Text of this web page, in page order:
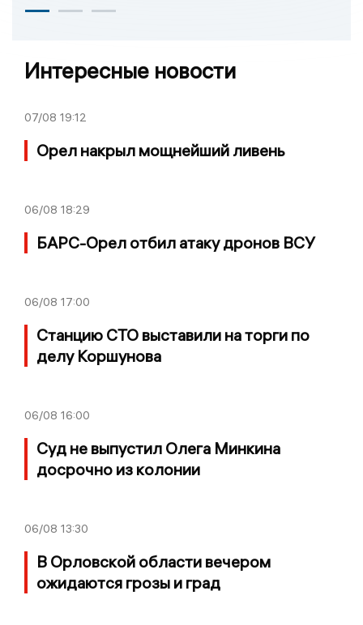
Интересные новости
07/08 19:12
Орел накрыл мощнейший ливень
06/08 18:29
БАРС-Орел отбил атаку дронов ВСУ
06/08 17:00
Станцию СТО выставили на торги по
делу Коршунова
06/08 16:00
Суд не выпустил Олега Минкина
досрочно из колонии
06/08 13:30
В Орловской области вечером
ожидаются грозы и град